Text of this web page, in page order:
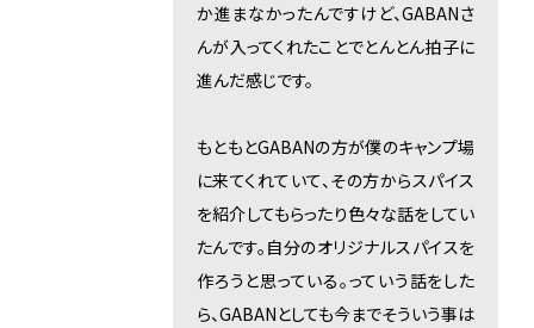
か進まなかったんですけど、GABANさ
んが入ってくれたことでとんとん拍子に
進んだ感じです。
もともとGABANの方が僕のキャンプ場
に来てくれていて、その方からスパイス
を紹介してもらったり色々な話をしてい
たんです。自分のオリジナルスパイスを
作ろうと思っている。っていう話をした
ら、GABANとしても今までそういう事は